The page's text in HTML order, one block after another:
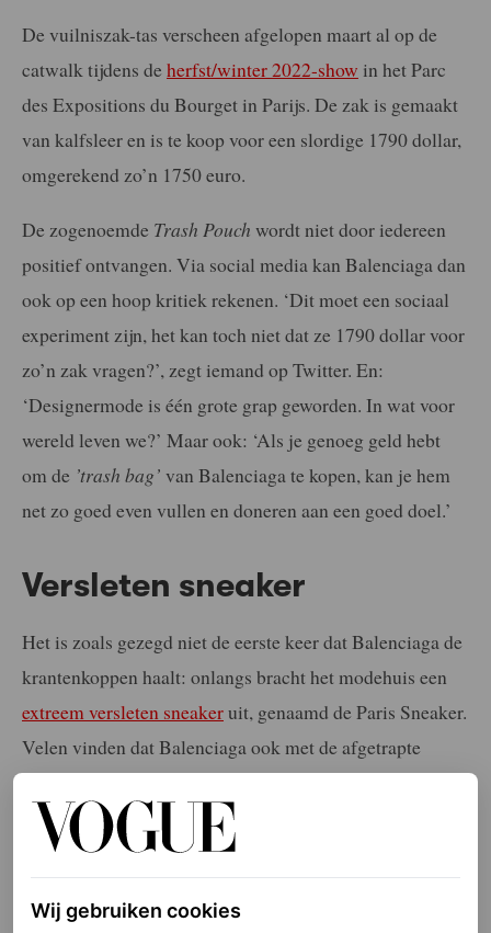
De vuilniszak-tas verscheen afgelopen maart al op de
catwalk tijdens de herfst/winter 2022-show in het Parc
des Expositions du Bourget in Parijs. De zak is gemaakt
van kalfsleer en is te koop voor een slordige 1790 dollar,
omgerekend zo’n 1750 euro.
De zogenoemde Trash Pouch wordt niet door iedereen
positief ontvangen. Via social media kan Balenciaga dan
ook op een hoop kritiek rekenen. ‘Dit moet een sociaal
experiment zijn, het kan toch niet dat ze 1790 dollar voor
zo’n zak vragen?’, zegt iemand op Twitter. En:
‘Designermode is één grote grap geworden. In wat voor
wereld leven we?’ Maar ook: ‘Als je genoeg geld hebt
om de ’trash bag’ van Balenciaga te kopen, kan je hem
net zo goed even vullen en doneren aan een goed doel.’
Versleten sneaker
Het is zoals gezegd niet de eerste keer dat Balenciaga de
krantenkoppen haalt: onlangs bracht het modehuis een
extreem versleten sneakeruit, genaamd de Paris Sneaker.
Velen vinden dat Balenciaga ook met de afgetrapte
schoen te ver gaat. Zo reageerde het Leger des Heils met
een bijzondere actie: échte versleten schoenen van
daklozen verkopen. De opbrengst daarvan gaat naar het
goede doel.
Wij gebruiken cookies